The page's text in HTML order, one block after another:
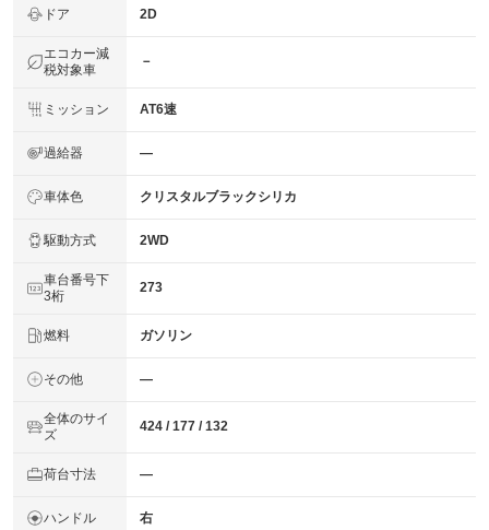
ドア 2D
エコカー減
税対象車
－
ミッション AT6速
過給器 ―
車体色 クリスタルブラックシリカ
駆動方式 2WD
車台番号下
3桁
273
燃料 ガソリン
その他 ―
全体のサイ
ズ
424 / 177 / 132
荷台寸法 ―
ハンドル 右